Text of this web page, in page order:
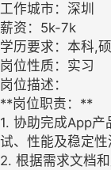
工作城市：深圳
薪资：5k-7k
学历要求：本科,
岗位性质：实习
岗位描述：
**岗位职责：**
1. 协助完成App产
试、性能及稳定性
2. 根据需求文档